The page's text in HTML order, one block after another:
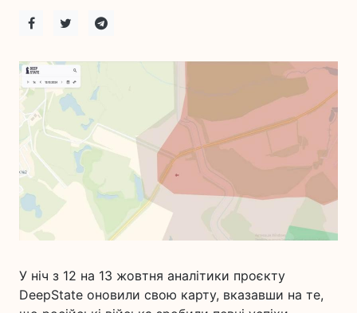
У ніч з 12 на 13 жовтня аналітики проєкту
DeepState оновили свою карту, вказавши на те,